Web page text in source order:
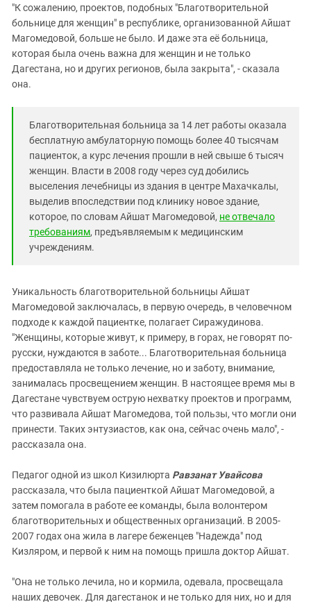
"К сожалению, проектов, подобных "Благотворительной
больнице для женщин" в республике, организованной Айшат
Магомедовой, больше не было. И даже эта её больница,
которая была очень важна для женщин и не только
Дагестана, но и других регионов, была закрыта", - сказала
она.
Благотворительная больница за 14 лет работы оказала
бесплатную амбулаторную помощь более 40 тысячам
пациенток, а курс лечения прошли в ней свыше 6 тысяч
женщин. Власти в 2008 году через суд добились
выселения лечебницы из здания в центре Махачкалы,
выделив впоследствии под клинику новое здание,
которое, по словам Айшат Магомедовой, не отвечало
требованиям, предъявляемым к медицинским
учреждениям.
Уникальность благотворительной больницы Айшат
Магомедовой заключалась, в первую очередь, в человечном
подходе к каждой пациентке, полагает Сиражудинова.
"Женщины, которые живут, к примеру, в горах, не говорят по-
русски, нуждаются в заботе... Благотворительная больница
предоставляла не только лечение, но и заботу, внимание,
занималась просвещением женщин. В настоящее время мы в
Дагестане чувствуем острую нехватку проектов и программ,
что развивала Айшат Магомедова, той пользы, что могли они
принести. Таких энтузиастов, как она, сейчас очень мало", -
рассказала она.
Педагог одной из школ Кизилюрта Равзанат Увайсова
рассказала, что была пациенткой Айшат Магомедовой, а
затем помогала в работе ее команды, была волонтером
благотворительных и общественных организаций. В 2005-
2007 годах она жила в лагере беженцев "Надежда" под
Кизляром, и первой к ним на помощь пришла доктор Айшат.
"Она не только лечила, но и кормила, одевала, просвещала
наших девочек. Для дагестанок и не только для них, но и для